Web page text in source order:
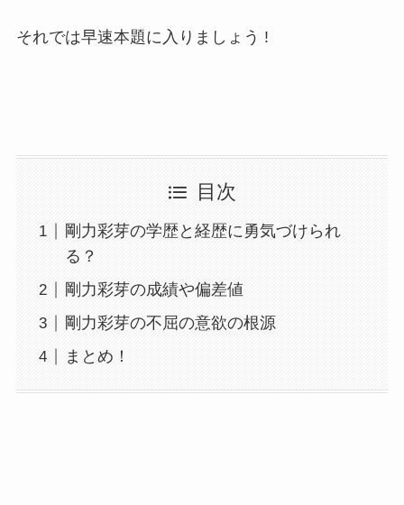
それでは早速本題に入りましょう !
目次
剛力彩芽の学歴と経歴に勇気づけられ
る？
剛力彩芽の成績や偏差値
剛力彩芽の不屈の意欲の根源
まとめ！